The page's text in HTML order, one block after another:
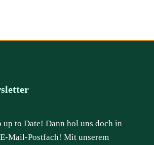
up to Date! Dann hol uns doch in
Mail-Postfach! Mit unserem